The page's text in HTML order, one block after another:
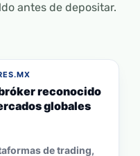
antes de depositar.
reconocido
globales
de trading,